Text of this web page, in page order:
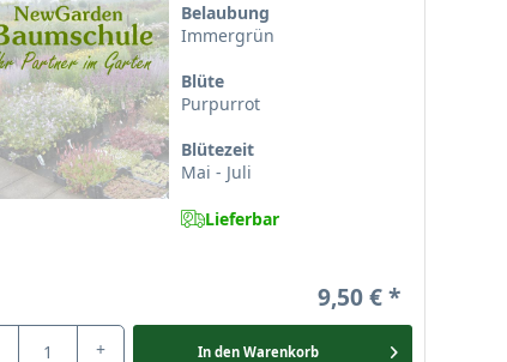
Belaubung
Immergrün
Blüte
Purpurrot
Blütezeit
Mai - Juli
Lieferbar
9,50 €
+ In den Warenkorb